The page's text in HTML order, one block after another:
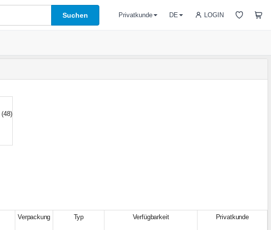
Suchen LOGIN
Privatkunde DE
(48)
Verpackung Typ Verfügbarkeit Privatkunde